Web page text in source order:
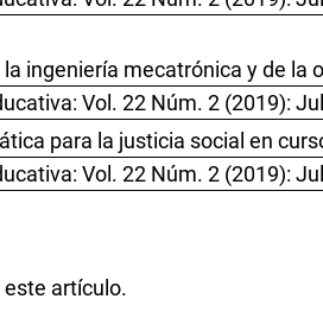
ingeniería mecatrónica y de la
Vol. 22 Núm. 2 (2019):
para la justicia social en
Vol. 22 Núm. 2 (2019):
este artículo.